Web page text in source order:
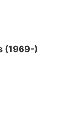
(1969-)